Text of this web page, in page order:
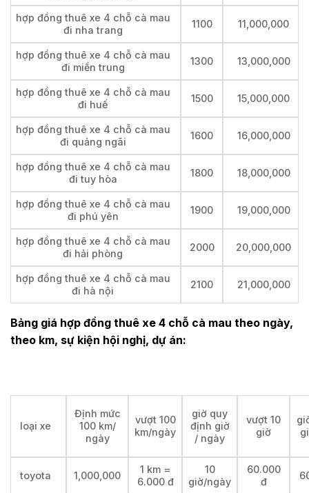
hợp đồng thuê xe 4 chỗ cà mau
đi nha trang
1100 11,000,000
hợp đồng thuê xe 4 chỗ cà mau
đi miền trung
1300 13,000,000
hợp đồng thuê xe 4 chỗ cà mau
đi huế
1500 15,000,000
hợp đồng thuê xe 4 chỗ cà mau
đi quảng ngãi
1600 16,000,000
hợp đồng thuê xe 4 chỗ cà mau
đi tuy hòa
1800 18,000,000
hợp đồng thuê xe 4 chỗ cà mau
đi phú yên
1900 19,000,000
hợp đồng thuê xe 4 chỗ cà mau
đi hải phòng
2000 20,000,000
hợp đồng thuê xe 4 chỗ cà mau
đi hà nội
2100 21,000,000
Bảng giá hợp đồng thuê xe 4 chỗ cà mau theo ngày,
theo km, sự kiện hội nghị, dự án:
loại xe
Định mức
100 km/
ngày
vượt 100
km/ngày
giờ quy
định giờ
/ ngày
vượt 10
giờ
toyota 1,000,000
1 km =
6.000 đ
10
giờ/ngày
60.000
đ